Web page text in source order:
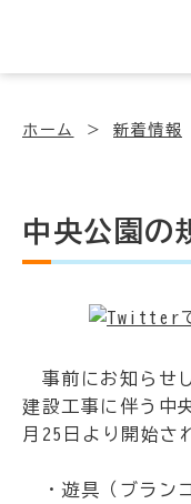
ホーム 新着情報
中央公園の
事前にお知らせ
建設工事に伴う中
月25日より開始さ
・遊具（ブラン